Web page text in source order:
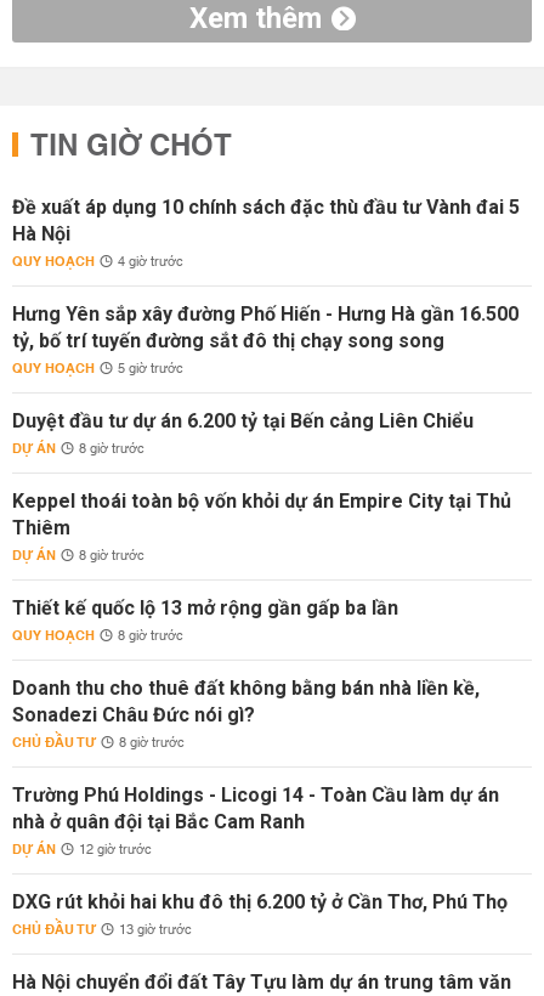
Xem thêm
TIN GIỜ CHÓT
Đề xuất áp dụng 10 chính sách đặc thù đầu tư Vành đai 5
Hà Nội
QUY HOẠCH 4 giờ trước
Hưng Yên sắp xây đường Phố Hiến - Hưng Hà gần 16.500
tỷ, bố trí tuyến đường sắt đô thị chạy song song
QUY HOẠCH 5 giờ trước
Duyệt đầu tư dự án 6.200 tỷ tại Bến cảng Liên Chiểu
DỰ ÁN 8 giờ trước
Keppel thoái toàn bộ vốn khỏi dự án Empire City tại Thủ
Thiêm
DỰ ÁN 8 giờ trước
Thiết kế quốc lộ 13 mở rộng gần gấp ba lần
QUY HOẠCH 8 giờ trước
Doanh thu cho thuê đất không bằng bán nhà liền kề,
Sonadezi Châu Đức nói gì?
CHỦ ĐẦU TƯ 8 giờ trước
Trường Phú Holdings - Licogi 14 - Toàn Cầu làm dự án
nhà ở quân đội tại Bắc Cam Ranh
DỰ ÁN 12 giờ trước
DXG rút khỏi hai khu đô thị 6.200 tỷ ở Cần Thơ, Phú Thọ
CHỦ ĐẦU TƯ 13 giờ trước
Hà Nội chuyển đổi đất Tây Tựu làm dự án trung tâm văn